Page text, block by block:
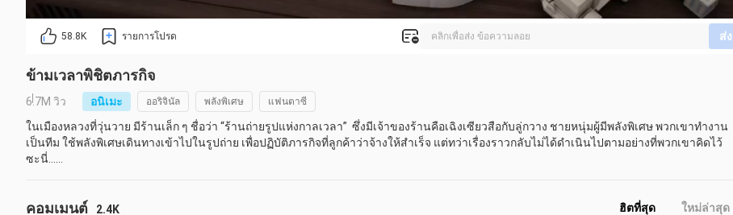
58.8K รายการโปรด ส่ง
ข้ามเวลาพิชิตภารกิจ
6.7M วิว อนิเมะ ออริจินัล พลังพิเศษ แฟนตาซี
ในเมืองหลวงที่วุ่นวาย มีร้านเล็ก ๆ ชื่อว่า “ร้านถ่ายรูปแห่งกาลเวลา”  ซึ่งมีเจ้าของร้านคือเฉิงเซียวสือกับลู่กวาง ชายหนุ่มผู้มีพลังพิเศษ พวกเขาทำงาน
เป็นทีม ใช้พลังพิเศษเดินทางเข้าไปในรูปถ่าย เพื่อปฏิบัติภารกิจที่ลูกค้าว่าจ้างให้สำเร็จ แต่ทว่าเรื่องราวกลับไม่ได้ดำเนินไปตามอย่างที่พวกเขาคิดไว้
ซะนี่……
คอมเมนต์ 2.4K ฮิตที่สุด ใหม่ล่าสุด